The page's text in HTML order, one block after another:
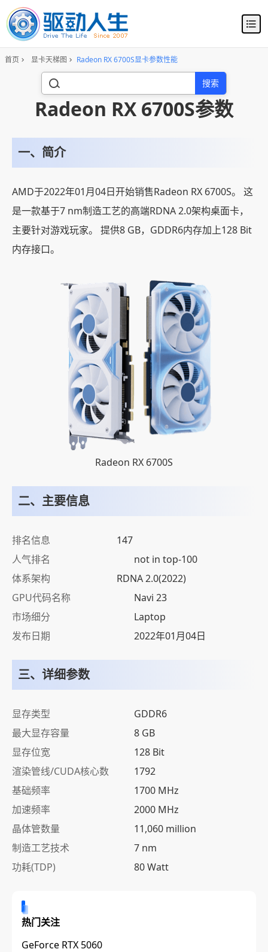
首页 显卡天梯图 Radeon RX 6700S显卡参数性能
搜索
Radeon RX 6700S参数
一、简介
AMD于2022年01月04日开始销售Radeon RX 6700S。 这
是一款基于7 nm制造工艺的高端RDNA 2.0架构桌面卡，
主要针对游戏玩家。 提供8 GB，GDDR6内存加上128 Bit
内存接口。
Radeon RX 6700S
二、主要信息
排名信息
147
人气排名
not in top-100
体系架构
RDNA 2.0(2022)
GPU代码名称
Navi 23
市场细分
Laptop
发布日期
2022年01月04日
三、详细参数
显存类型
GDDR6
最大显存容量
8 GB
显存位宽
128 Bit
渲染管线/CUDA核心数
1792
基础频率
1700 MHz
加速频率
2000 MHz
晶体管数量
11,060 million
制造工艺技术
7 nm
功耗(TDP)
80 Watt
热门关注
GeForce RTX 5060